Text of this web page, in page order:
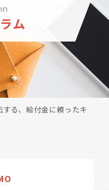
ム
する、給付金に頼ったキ